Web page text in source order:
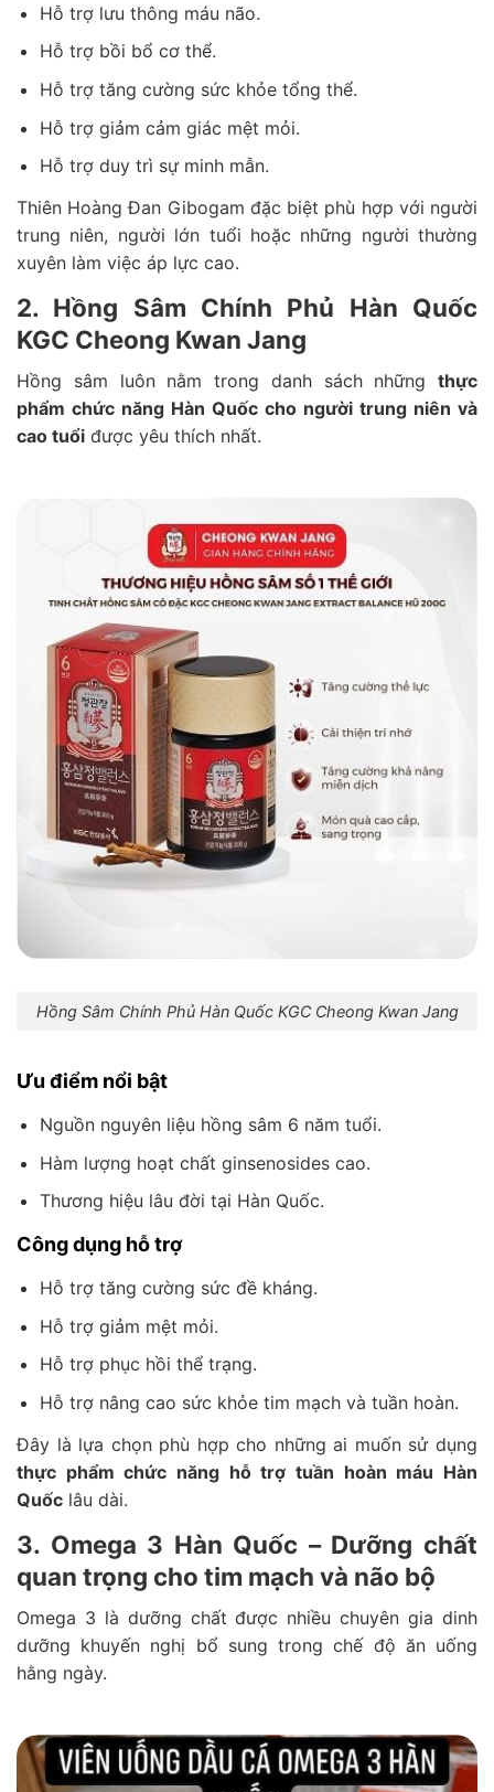
Hỗ trợ lưu thông máu não.
Hỗ trợ bồi bổ cơ thể.
Hỗ trợ tăng cường sức khỏe tổng thể.
Hỗ trợ giảm cảm giác mệt mỏi.
Hỗ trợ duy trì sự minh mẫn.
Thiên Hoàng Đan Gibogam đặc biệt phù hợp với người
trung niên, người lớn tuổi hoặc những người thường
xuyên làm việc áp lực cao.
2. Hồng Sâm Chính Phủ Hàn Quốc
KGC Cheong Kwan Jang
Hồng sâm luôn nằm trong danh sách những thực
phẩm chức năng Hàn Quốc cho người trung niên và
cao tuổi được yêu thích nhất.
Hồng Sâm Chính Phủ Hàn Quốc KGC Cheong Kwan Jang
Ưu điểm nổi bật
Nguồn nguyên liệu hồng sâm 6 năm tuổi.
Hàm lượng hoạt chất ginsenosides cao.
Thương hiệu lâu đời tại Hàn Quốc.
Công dụng hỗ trợ
Hỗ trợ tăng cường sức đề kháng.
Hỗ trợ giảm mệt mỏi.
Hỗ trợ phục hồi thể trạng.
Hỗ trợ nâng cao sức khỏe tim mạch và tuần hoàn.
Đây là lựa chọn phù hợp cho những ai muốn sử dụng
thực phẩm chức năng hỗ trợ tuần hoàn máu Hàn
Quốc lâu dài.
3. Omega 3 Hàn Quốc – Dưỡng chất
quan trọng cho tim mạch và não bộ
Omega 3 là dưỡng chất được nhiều chuyên gia dinh
dưỡng khuyến nghị bổ sung trong chế độ ăn uống
hằng ngày.